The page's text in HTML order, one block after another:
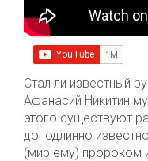
Стал ли известный
Афанасий Никитин
этого существуют
доподлинно
(мир ему) пророком